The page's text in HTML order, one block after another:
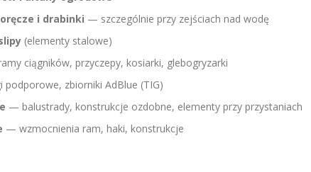
i drabinki — szczególnie przy zejściach nad wodę
(elementy stalowe)
ciągników, przyczepy, kosiarki, glebogryzarki
zbiorniki AdBlue (TIG)
— balustrady, konstrukcje ozdobne, elementy przy przystaniach
— wzmocnienia ram, haki, konstrukcje